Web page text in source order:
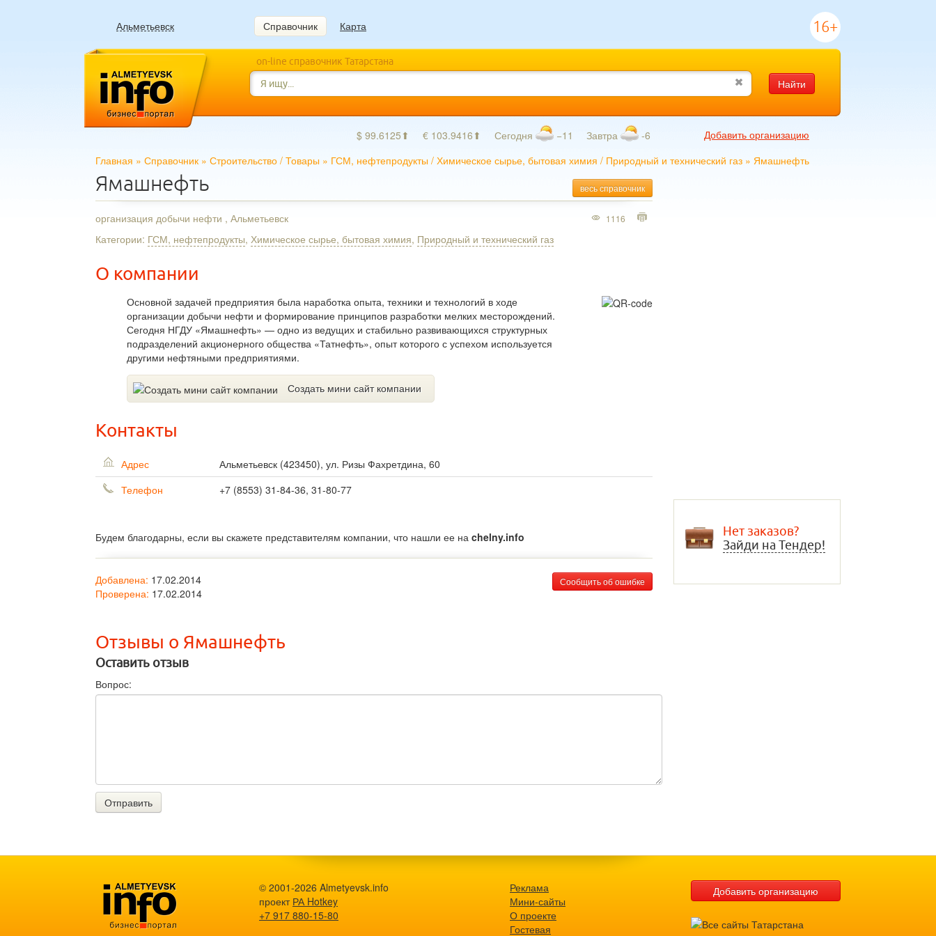
Альметьевск Справочник Карта 16+
on-line справочник Татарстана
Найти
$ 99.6125⬆ € 103.9416⬆ Сегодня −11 Завтра -6
Добавить организацию
Главная » Справочник » Строительство / Товары » ГСМ, нефтепродукты / Химическое сырье, бытовая химия / Природный и технический газ » Ямашнефть
весь справочник
Ямашнефть
организация добычи нефти , Альметьевск
Категории: ГСМ, нефтепродукты, Химическое сырье, бытовая химия, Природный и технический газ
О компании
Основной задачей предприятия была наработка опыта, техники и технологий в ходе
организации добычи нефти и формирование принципов разработки мелких месторождений.
Сегодня НГДУ «Ямашнефть» — одно из ведущих и стабильно развивающихся структурных
подразделений акционерного общества «Татнефть», опыт которого с успехом используется
другими нефтяными предприятиями.
Создать мини сайт компании
1116
Контакты
Адрес Альметьевск (423450), ул. Ризы Фахретдина, 60
Телефон
+7 (8553) 31-84-36, 31-80-77
Будем благодарны, если вы скажете представителям компании, что нашли ее на chelny.info
Сообщить об ошибке
Добавлена: 17.02.2014
Проверена: 17.02.2014
Отзывы о Ямашнефть
Оставить отзыв
Вопрос:
Отправить
Нет заказов?
Зайди на Тендер!
© 2001-2026 Almetyevsk.info
проект РА Hotkey
+7 917 880-15-80
Реклама
Мини-сайты
О проекте
Гостевая
Добавить организацию